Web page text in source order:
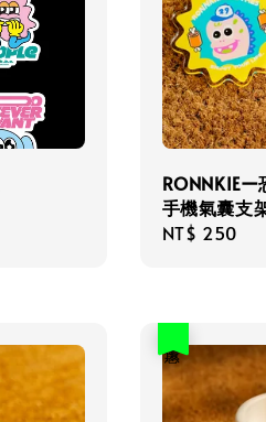
RONNKIE
手機氣囊支
Regular
NT$ 250